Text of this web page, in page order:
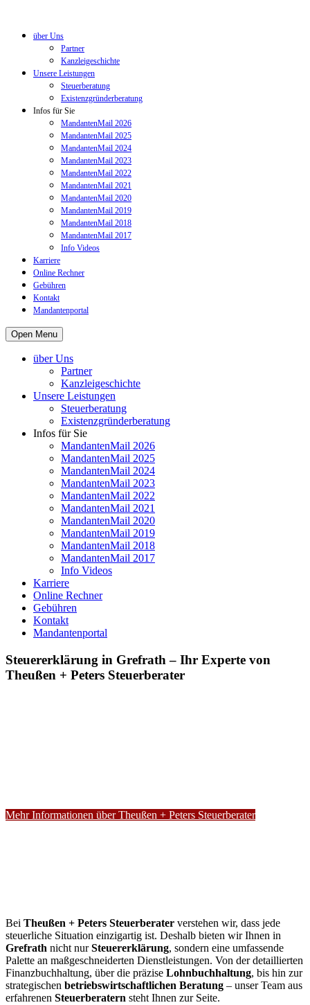
über Uns
Partner
Kanzleigeschichte
Unsere Leistungen
Steuerberatung
Existenzgründerberatung
Infos für Sie
MandantenMail 2026
MandantenMail 2025
MandantenMail 2024
MandantenMail 2023
MandantenMail 2022
MandantenMail 2021
MandantenMail 2020
MandantenMail 2019
MandantenMail 2018
MandantenMail 2017
Info Videos
Karriere
Online Rechner
Gebühren
Kontakt
Mandantenportal
Open Menu
über Uns
Partner
Kanzleigeschichte
Unsere Leistungen
Steuerberatung
Existenzgründerberatung
Infos für Sie
MandantenMail 2026
MandantenMail 2025
MandantenMail 2024
MandantenMail 2023
MandantenMail 2022
MandantenMail 2021
MandantenMail 2020
MandantenMail 2019
MandantenMail 2018
MandantenMail 2017
Info Videos
Karriere
Online Rechner
Gebühren
Kontakt
Mandantenportal
Steuererklärung in Grefrath – Ihr Experte von
Theußen + Peters Steuerberater
Mehr Informationen über Theußen + Peters Steuerberater
Bei Theußen + Peters Steuerberater verstehen wir, dass jede
steuerliche Situation einzigartig ist. Deshalb bieten wir Ihnen in
Grefrath nicht nurSteuererklärung, sondern eine umfassende
Palette an maßgeschneiderten Dienstleistungen. Von der detaillierten
Finanzbuchhaltung, über die präzise Lohnbuchhaltung, bis hin zur
strategischen betriebswirtschaftlichen Beratung – unser Team aus
erfahrenen Steuerberatern steht Ihnen zur Seite.